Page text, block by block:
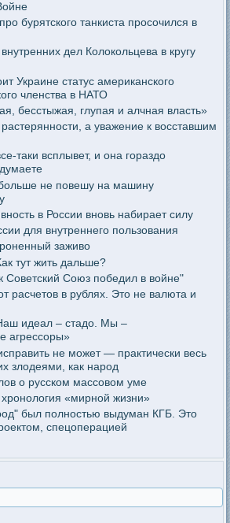
бурятского танкиста просочился в
дел Колокольцева в кругу
Украине статус американского
членства в НАТО
бесстыжая, глупая и алчная власть»
а уважение к восставшим
таки всплывет, и она гораздо
не повешу на машину
в России вновь набирает силу
для внутреннего пользования
заживо
тут жить дальше?
Советский Союз победил в войне"
расчетов в рублях. Это не валюта и
идеал – стадо. Мы –
агрессоры»
не может — практически весь
злодеями, как народ
о русском массовом уме
«мирной жизни»
был полностью выдуман КГБ. Это
спецоперацией